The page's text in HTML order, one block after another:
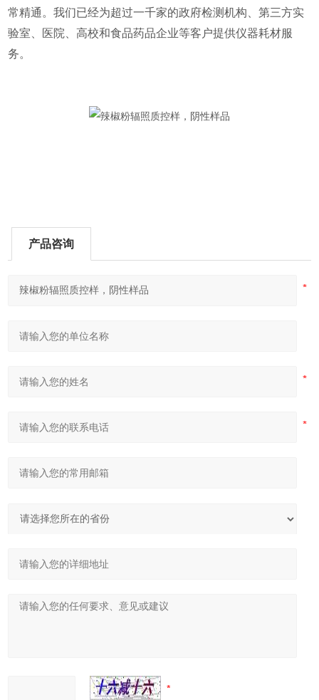
常精通。我们已经为超过一千家的政府检测机构、第三方实
验室、医院、高校和食品药品企业等客户提供仪器耗材服
务。
产品咨询